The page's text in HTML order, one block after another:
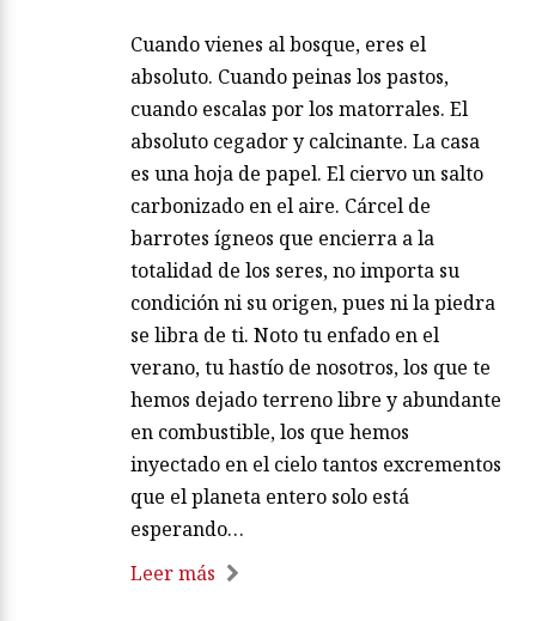
Cuando vienes al bosque, eres el
absoluto. Cuando peinas los pastos,
cuando escalas por los matorrales. El
absoluto cegador y calcinante. La casa
es una hoja de papel. El ciervo un salto
carbonizado en el aire. Cárcel de
barrotes ígneos que encierra a la
totalidad de los seres, no importa su
condición ni su origen, pues ni la piedra
se libra de ti. Noto tu enfado en el
verano, tu hastío de nosotros, los que te
hemos dejado terreno libre y abundante
en combustible, los que hemos
inyectado en el cielo tantos excrementos
que el planeta entero solo está
esperando…
Leer más